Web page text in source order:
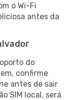
o Wi-Fi
antes da
do
confirme
antes de sair
SIM local, será